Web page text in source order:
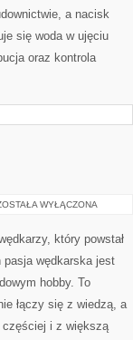
a nacisk
się woda w ujęciu
oraz kontrola
POLSKI
WYŁĄCZONA
który powstał
wędkarska jest
hobby. To
łączy się z wiedzą, a
częściej i z większą